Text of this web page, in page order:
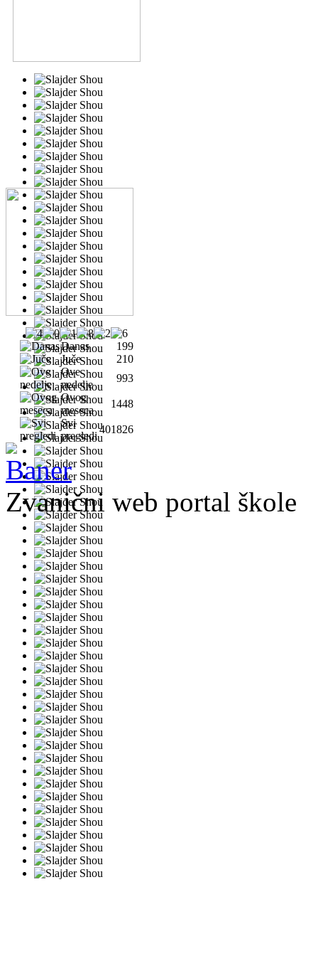
Danas
199
Juče
210
Ove
nedelje
993
Ovog
meseca
1448
Svi
pregledi
401826
Zvanični web portal škole